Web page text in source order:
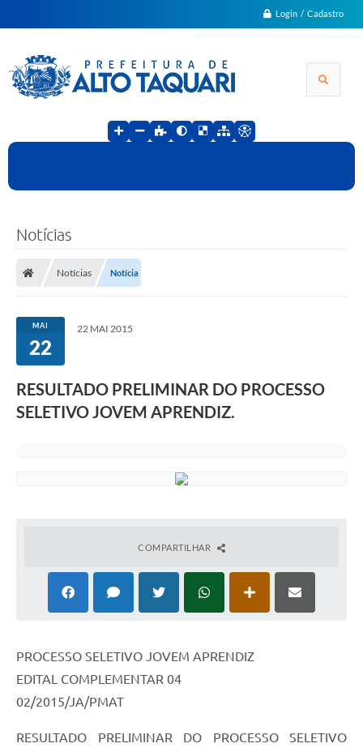
Login / Cadastro
Notícias
Notícias Notícia
MAI
22
22 MAI 2015
RESULTADO PRELIMINAR DO PROCESSO
SELETIVO JOVEM APRENDIZ.
COMPARTILHAR
PROCESSO SELETIVO JOVEM APRENDIZ
EDITAL COMPLEMENTAR 04
02/2015/JA/PMAT
RESULTADO PRELIMINAR DO PROCESSO SELETIVO